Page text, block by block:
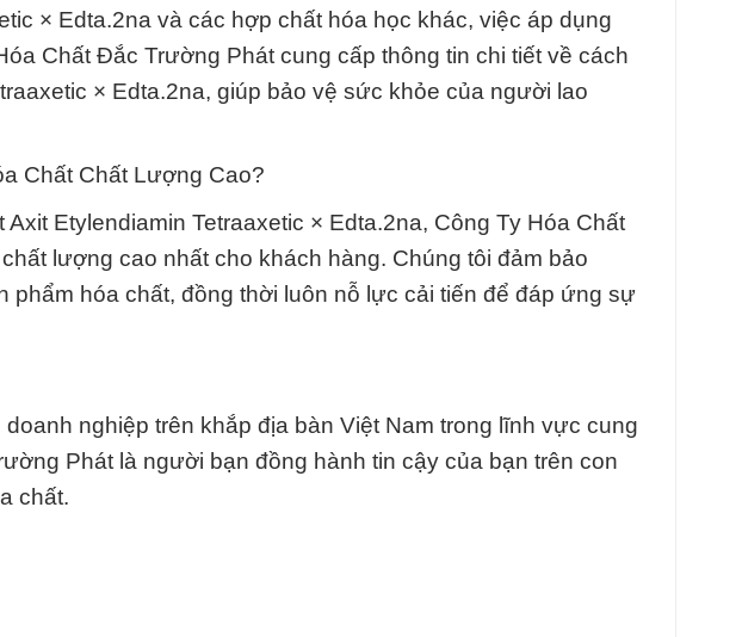
× Edta.2na và các hợp chất hóa học khác, việc áp dụng
Chất Đắc Trường Phát cung cấp thông tin chi tiết về cách
× Edta.2na, giúp bảo vệ sức khỏe của người lao
Chất Chất Lượng Cao?
Etylendiamin Tetraaxetic × Edta.2na, Công Ty Hóa Chất
lượng cao nhất cho khách hàng. Chúng tôi đảm bảo
phẩm hóa chất, đồng thời luôn nỗ lực cải tiến để đáp ứng sự
nghiệp trên khắp địa bàn Việt Nam trong lĩnh vực cung
Phát là người bạn đồng hành tin cậy của bạn trên con
chất.